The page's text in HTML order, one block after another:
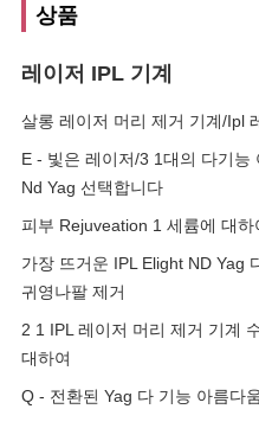
상품
레이저 IPL 기계
살롱 레이저 머리 제거 기계/Ipl
E - 빛은 레이저/3 1대의 다기
Nd Yag 선택합니다
피부 Rejuveation 1 세륨에 대
가장 뜨거운 IPL Elight ND Yag
귀영나팔 제거
2 1 IPL 레이저 머리 제거 기계
대하여
Q - 전환된 Yag 다 기능 아름다